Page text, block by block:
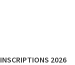
INSCRIPTIONS 2026